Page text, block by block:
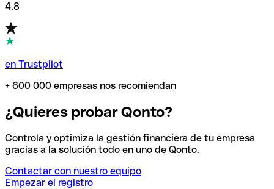
4.8
en Trustpilot
+ 600 000 empresas nos recomiendan
¿Quieres probar Qonto?
Controla y optimiza la gestión financiera de tu empresa
gracias a la solución todo en uno de Qonto.
Contactar con nuestro equipo
Empezar el registro